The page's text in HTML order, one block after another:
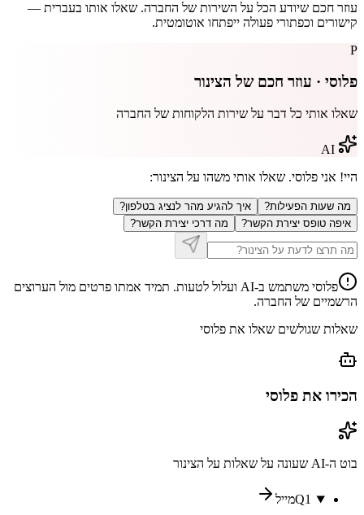
עוזר חכם שיודע הכל על השירות של החברה. שאלו אותו בעברית —
קישורים וכפתורי פעולה ייפתחו אוטומטית.
P
פלוסי · עוזר חכם של הצינור
שאלו אותי כל דבר על שירות הלקוחות של החברה
היי! אני פלוסי. שאלו אותי משהו על הצינור:
מה שעות הפעילות?
איך להגיע מהר לנציג בטלפון?
איפה טופס יצירת הקשר?
מה דרכי יצירת הקשר?
פלוסי משתמש ב-AI ועלול לטעות. תמיד אמתו פרטים מול הערוצים
הרשמיים של החברה.
שאלות שגולשים שאלו את פלוסי
הכירו את פלוסי
בוט ה-AI שעונה על שאלות על הצינור
Q1 מייל